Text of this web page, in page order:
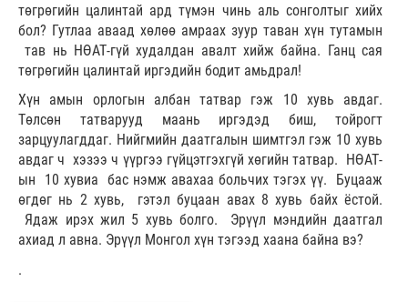
төгрөгийн цалинтай ард түмэн чинь аль сонголтыг хийх
бол? Гутлаа аваад хөлөө амраах зуур таван хүн тутамын
тав нь НӨАТ-гүй худалдан авалт хийж байна. Ганц сая
төгрөгийн цалинтай иргэдийн бодит амьдрал!
Хүн амын орлогын албан татвар гэж 10 хувь авдаг.
Төлсөн татварууд маань иргэдэд биш, тойрогт
зарцуулагддаг. Нийгмийн даатгалын шимтгэл гэж 10 хувь
авдаг ч хэзээ ч үүргээ гүйцэтгэхгүй хөгийн татвар. НӨАТ-
ын 10 хувиа бас нэмж авахаа больчих тэгэх үү. Буцааж
өгдөг нь 2 хувь, гэтэл буцаан авах 8 хувь байх ёстой.
Ядаж ирэх жил 5 хувь болго. Эрүүл мэндийн даатгал
ахиад л авна. Эрүүл Монгол хүн тэгээд хаана байна вэ?
.